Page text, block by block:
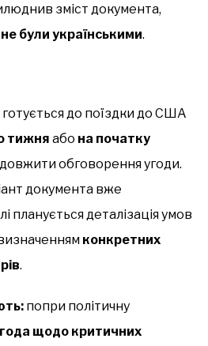
зміст документа,
були українськими.
готується до поїздки до США
тижня або на початку
обговорення угоди.
документа вже
планується деталізація умов
конкретних
.
попри політичну
щодо критичних